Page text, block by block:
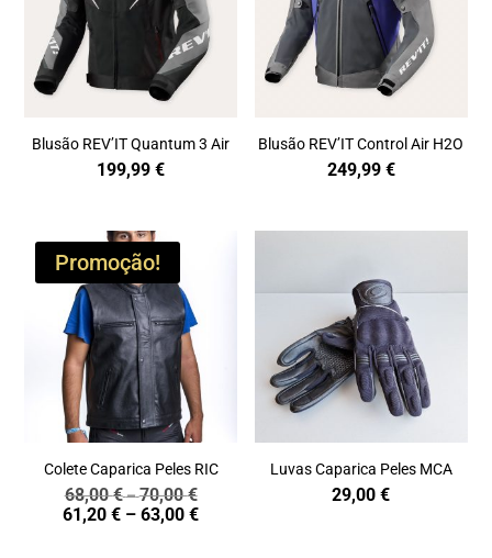
Blusão REV’IT Quantum 3 Air
199,99€
Blusão REV’IT Control Air H2O
249,99 €
Promoção!
Colete Caparica Peles RIC
68,00€–70,00€Price
range:
61,20€ – 63,00€Price
Luvas Caparica Peles MCA
29,00€